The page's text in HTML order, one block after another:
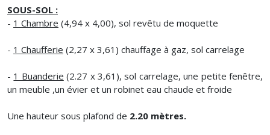
SOUS-SOL :
- 1 Chambre (4,94 x 4,00), sol revêtu de moquette
- 1 Chaufferie (2,27 x 3,61) chauffage à gaz, sol carrelage
- 1 Buanderie (2.27 x 3,61), sol carrelage, une petite fenêtre,
un meuble ,un évier et un robinet eau chaude et froide
Une hauteur sous plafond de 2.20 mètres.